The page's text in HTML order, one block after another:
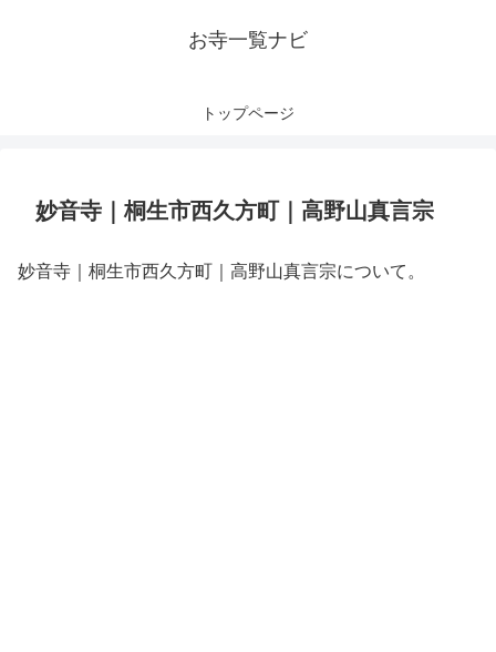
お寺一覧ナビ
トップページ
妙音寺｜桐生市西久方町｜高野山真言宗
妙音寺｜桐生市西久方町｜高野山真言宗について。